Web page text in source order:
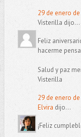
29 de enero
Visterilla dijo...
Feliz
hacerme
Salud y paz
Visterilla
29 de enero
Elvira dijo...
¡Feliz